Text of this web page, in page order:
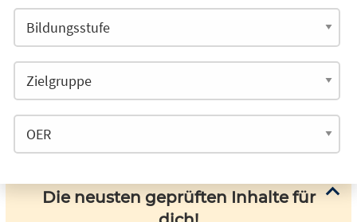
Die neusten geprüften Inhalte für